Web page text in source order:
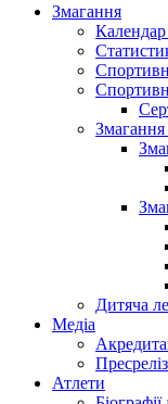
Змагання
Змагання
Дитяча
Медіа
Атлети